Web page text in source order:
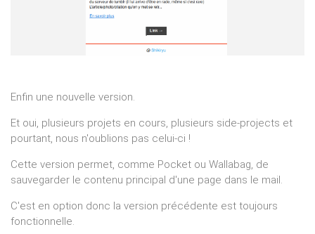
Enfin une nouvelle version.
Et oui, plusieurs projets en cours, plusieurs side-projects et
pourtant, nous n'oublions pas celui-ci !
Cette version permet, comme Pocket ou Wallabag, de
sauvegarder le contenu principal d'une page dans le mail.
C'est en option donc la version précédente est toujours
fonctionnelle.